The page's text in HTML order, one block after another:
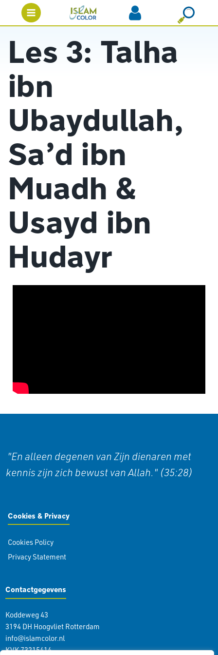
Les 3: Talha
ibn
Ubaydullah,
Sa’d ibn
Muadh &
Usayd ibn
Hudayr
"En alleen degenen van Zijn dienaren met
kennis zijn zich bewust van Allah." (35:28)
Cookies & Privacy
Cookies Policy
Privacy Statement
Contactgegevens
Koddeweg 43
3194 DH Hoogvliet Rotterdam
info@islamcolor.nl
KVK 73215414